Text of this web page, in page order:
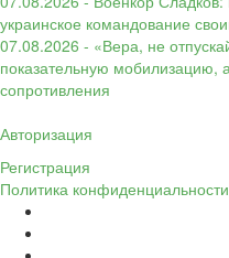
украинское командование
07.08.2026 - «Вера, не
показательную мобилизацию,
сопротивления
Авторизация
Регистрация
Политика конфиденциальности